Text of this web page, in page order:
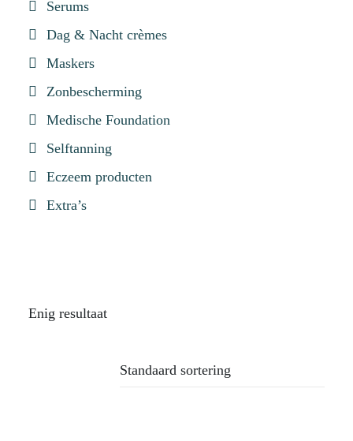
Serums
Dag & Nacht crèmes
Maskers
Zonbescherming
Medische Foundation
Selftanning
Eczeem producten
Extra’s
Enig resultaat